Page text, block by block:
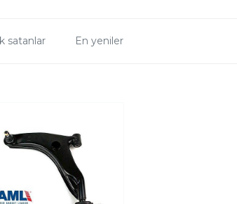
satanlar En yeniler